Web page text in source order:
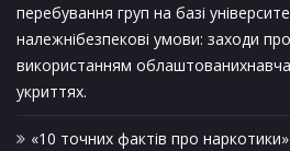
перебування груп на базі
належнібезпекові умови: заходи
використанням
укриттях.
«10 точних фактів про наркотики»